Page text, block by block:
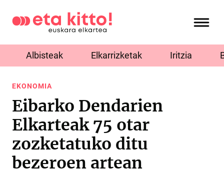
Albisteak Elkarrizketak Iritzia
EKONOMIA
Eibarko Dendarien
Elkarteak 75 otar
zozketatuko ditu
bezeroen artean